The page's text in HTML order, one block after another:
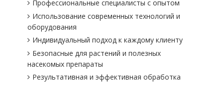
Профессиональные специалисты с опытом
Использование современных технологий и
оборудования
Индивидуальный подход к каждому клиенту
Безопасные для растений и полезных
насекомых препараты
Результативная и эффективная обработка